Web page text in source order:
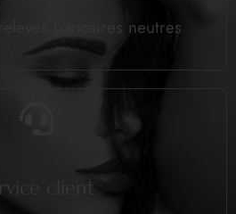
bancaires neutres
client